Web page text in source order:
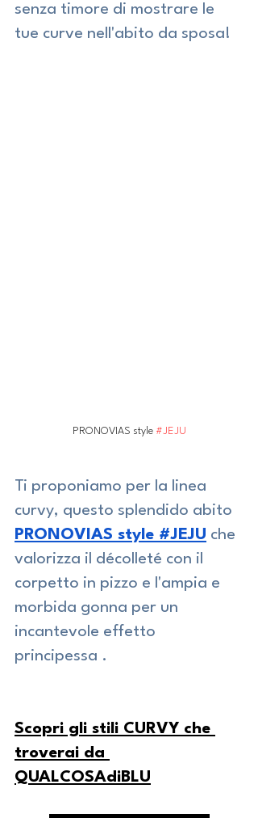
senza timore di mostrare le
tue curve nell'abito da sposa!
PRONOVIAS style #JEJU
Ti proponiamo per la linea
curvy, questo splendido abito
PRONOVIAS style #JEJU che
valorizza il décolleté con il
corpetto in pizzo e l'ampia e
morbida gonna per un
incantevole effetto
principessa .
Scopri gli stili CURVY che
troverai da
QUALCOSAdiBLU